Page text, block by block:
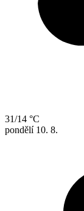
31/14 °C
pondělí 10. 8.